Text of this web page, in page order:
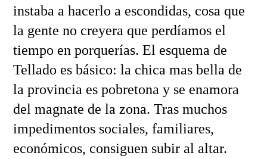
instaba a hacerlo a escondidas, cosa que
la gente no creyera que perdíamos el
tiempo en porquerías. El esquema de
Tellado es básico: la chica mas bella de
la provincia es pobretona y se enamora
del magnate de la zona. Tras muchos
impedimentos sociales, familiares,
económicos, consiguen subir al altar.